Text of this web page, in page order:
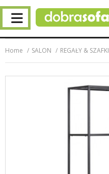
Home SALON REGAŁY & SZAFKI